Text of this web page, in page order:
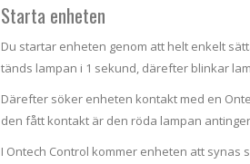
Starta enheten
Du startar enheten genom att helt enkelt
tänds lampan i 1 sekund, därefter blinkar
Därefter söker enheten kontakt med en
den fått kontakt är den röda lampan
I Ontech Control kommer enheten att synas